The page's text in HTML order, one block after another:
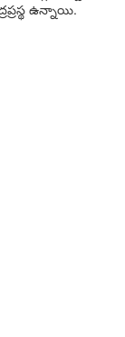
ఉన్నాయి.